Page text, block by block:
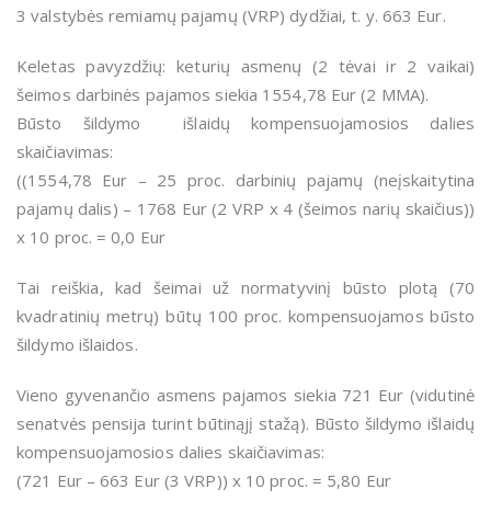
3 valstybės remiamų pajamų (VRP) dydžiai, t. y. 663 Eur.
Keletas pavyzdžių: keturių asmenų (2 tėvai ir 2 vaikai)
šeimos darbinės pajamos siekia 1554,78 Eur (2 MMA).
Būsto šildymo išlaidų kompensuojamosios dalies
skaičiavimas:
((1554,78 Eur – 25 proc. darbinių pajamų (neįskaitytina
pajamų dalis) – 1768 Eur (2 VRP x 4 (šeimos narių skaičius))
x 10 proc. = 0,0 Eur
Tai reiškia, kad šeimai už normatyvinį būsto plotą (70
kvadratinių metrų) būtų 100 proc. kompensuojamos būsto
šildymo išlaidos.
Vieno gyvenančio asmens pajamos siekia 721 Eur (vidutinė
senatvės pensija turint būtinąjį stažą). Būsto šildymo išlaidų
kompensuojamosios dalies skaičiavimas:
(721 Eur – 663 Eur (3 VRP)) x 10 proc. = 5,80 Eur